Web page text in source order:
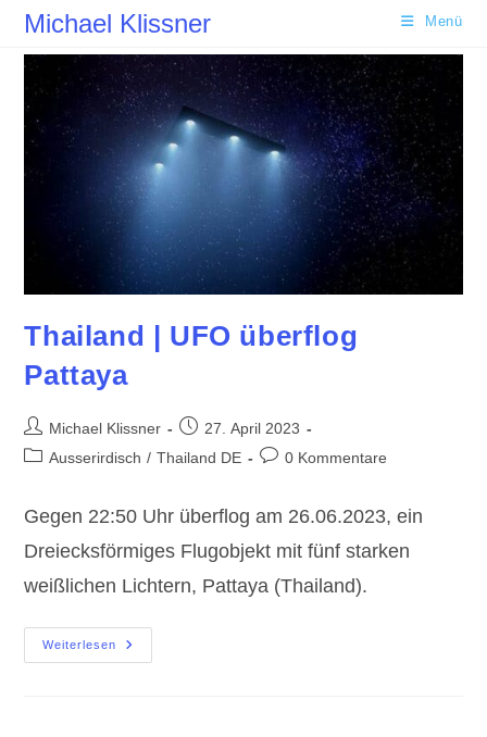
Zum
springen
Michael Klissner Menü
Thailand | UFO überflog
Pattaya
Beitrags-
Autor:
Michael Klissner
Beitrag
veröffentlicht:
27. April 2023
Beitrags-
Ausserirdisch / Thailand DE
Beitrags-
0 Kommentare
Gegen 22:50 Uhr überflog am 26.06.2023, ein
Dreiecksförmiges Flugobjekt mit fünf starken
weißlichen Lichtern, Pattaya (Thailand).
Weiterlesen
Thailand
|